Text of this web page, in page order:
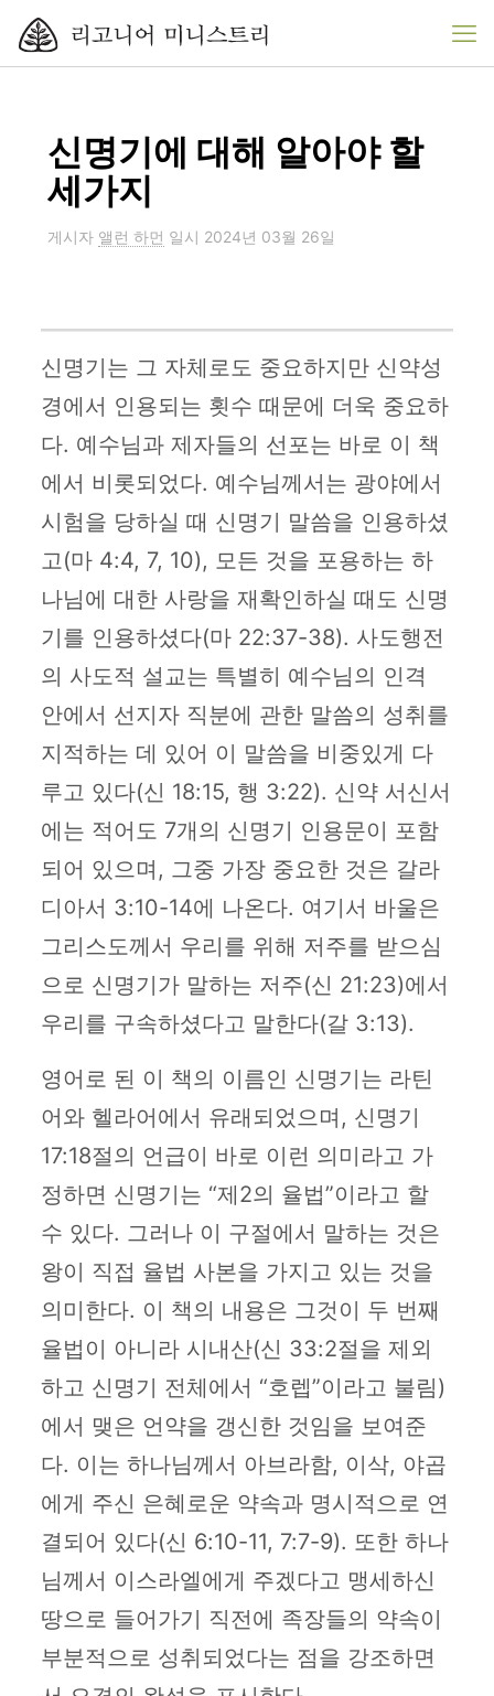
신명기에 대해 알아야 할
세가지
게시자 앨런 하먼 일시 2024년 03월 26일
신명기는 그 자체로도 중요하지만 신약성
경에서 인용되는 횟수 때문에 더욱 중요하
다. 예수님과 제자들의 선포는 바로 이 책
에서 비롯되었다. 예수님께서는 광야에서
시험을 당하실 때 신명기 말씀을 인용하셨
고(마 4:4, 7, 10), 모든 것을 포용하는 하
나님에 대한 사랑을 재확인하실 때도 신명
기를 인용하셨다(마 22:37-38). 사도행전
의 사도적 설교는 특별히 예수님의 인격
안에서 선지자 직분에 관한 말씀의 성취를
지적하는 데 있어 이 말씀을 비중있게 다
루고 있다(신 18:15, 행 3:22). 신약 서신서
에는 적어도 7개의 신명기 인용문이 포함
되어 있으며, 그중 가장 중요한 것은 갈라
디아서 3:10-14에 나온다. 여기서 바울은
그리스도께서 우리를 위해 저주를 받으심
으로 신명기가 말하는 저주(신 21:23)에서
우리를 구속하셨다고 말한다(갈 3:13).
영어로 된 이 책의 이름인 신명기는 라틴
어와 헬라어에서 유래되었으며, 신명기
17:18절의 언급이 바로 이런 의미라고 가
정하면 신명기는 “제2의 율법”이라고 할
수 있다. 그러나 이 구절에서 말하는 것은
왕이 직접 율법 사본을 가지고 있는 것을
의미한다. 이 책의 내용은 그것이 두 번째
율법이 아니라 시내산(신 33:2절을 제외
하고 신명기 전체에서 “호렙”이라고 불림)
에서 맺은 언약을 갱신한 것임을 보여준
다. 이는 하나님께서 아브라함, 이삭, 야곱
에게 주신 은혜로운 약속과 명시적으로 연
결되어 있다(신 6:10-11, 7:7-9). 또한 하나
님께서 이스라엘에게 주겠다고 맹세하신
땅으로 들어가기 직전에 족장들의 약속이
부분적으로 성취되었다는 점을 강조하면